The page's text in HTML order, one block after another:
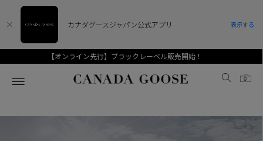
【Goose Style】Vol.19～ 標高が変われば、見える世界も変わる
Canada Goose
0
カナダグースジャパン公式アプリ 表示する